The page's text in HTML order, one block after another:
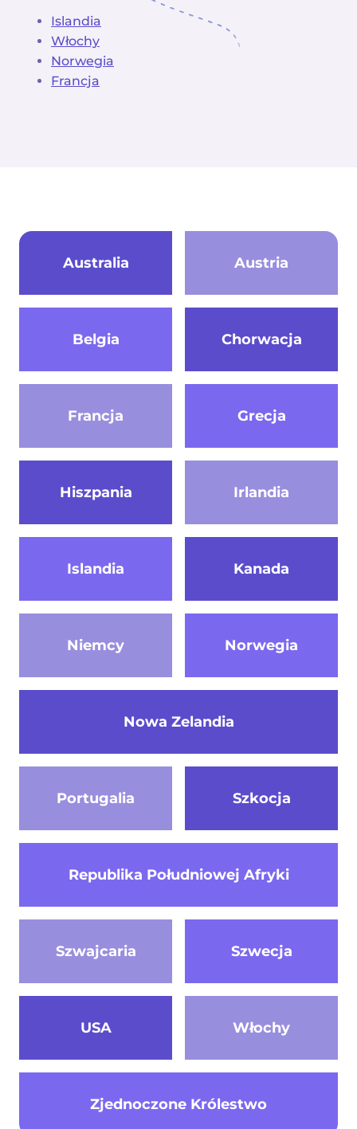
Islandia
Włochy
Norwegia
Francja
Australia Austria
Belgia Chorwacja
Francja Grecja
Hiszpania Irlandia
Islandia Kanada
Niemcy Norwegia
Nowa Zelandia
Portugalia
Republika Południowej Afryki
Szkocja
Szwajcaria Szwecja
USA Włochy
Zjednoczone Królestwo